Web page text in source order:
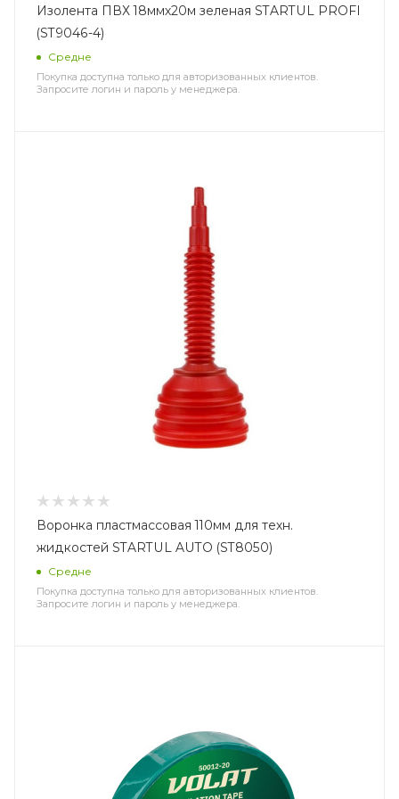
Изолента ПВХ 18ммх20м зеленая STARTUL PROFI
(ST9046-4)
Средне
Покупка доступна только для авторизованных клиентов.
Запросите логин и пароль у менеджера.
Воронка пластмассовая 110мм для техн.
жидкостей STARTUL AUTO (ST8050)
Средне
Покупка доступна только для авторизованных клиентов.
Запросите логин и пароль у менеджера.